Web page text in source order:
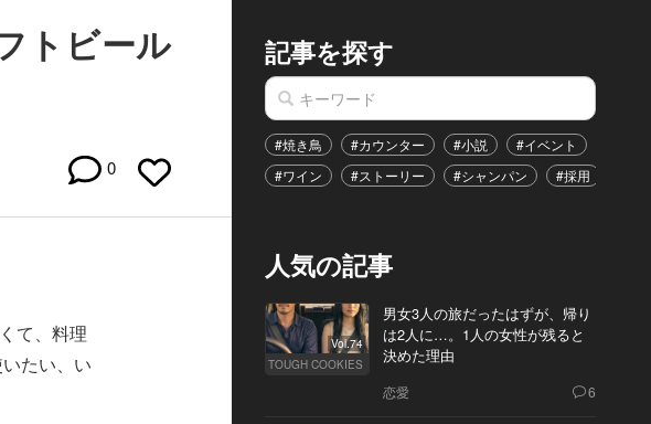
トビール
0
て、料理
たい、い
記事を探す
#焼き鳥 #カウンター #小説 #イベント
#ワイン
#ストーリー #シャンパン #採用
人気の記事
Vol.74
TOUGH COOKIES
男女3人の旅だったはずが、帰り
は2人に…。1人の女性が残ると
決めた理由
恋愛 6